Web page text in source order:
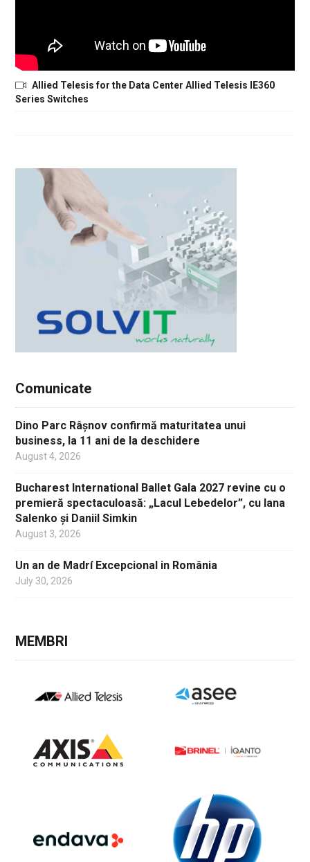
Allied Telesis for the Data Center Allied Telesis IE360
Series Switches
Comunicate
Dino Parc Râșnov confirmă maturitatea unui
business, la 11 ani de la deschidere
August 4, 2026
Bucharest International Ballet Gala 2027 revine cu o
premieră spectaculoasă: „Lacul Lebedelor”, cu Iana
Salenko și Daniil Simkin
August 3, 2026
Un an de Madrí Excepcional in România
July 30, 2026
MEMBRI